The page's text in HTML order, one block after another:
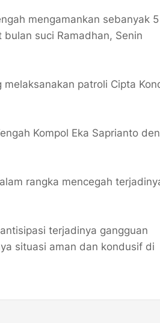
mengamankan sebanyak 5
suci Ramadhan, Senin
patroli Cipta
Kompol Eka Saprianto
rangka mencegah
terjadinya gangguan
situasi aman dan kondusif di